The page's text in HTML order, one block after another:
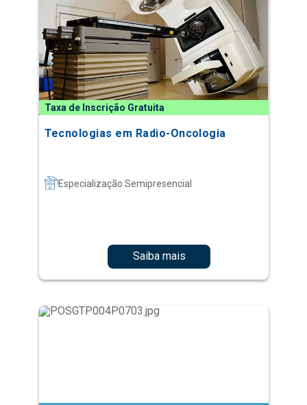
Taxa de Inscrição Gratuita
Tecnologias em Radio-Oncologia
Especialização Semipresencial
Saiba mais